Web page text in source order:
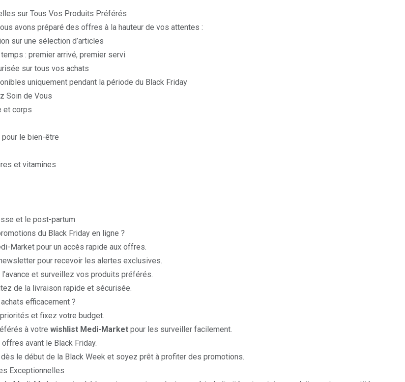
sur Tous Vos Produits Préférés
avons préparé des offres à la hauteur de vos attentes :
sur une sélection d’articles
: premier arrivé, premier servi
sur tous vos achats
uniquement pendant la période du Black Friday
Soin de Vous
et corps
le bien-être
et vitamines
et le post-partum
du Black Friday en ligne ?
Market pour un accès rapide aux offres.
pour recevoir les alertes exclusives.
et surveillez vos produits préférés.
de la livraison rapide et sécurisée.
efficacement ?
et fixez votre budget.
à votre wishlist Medi-Market pour les surveiller facilement.
avant le Black Friday.
le début de la Black Week et soyez prêt à profiter des promotions.
Exceptionnelles